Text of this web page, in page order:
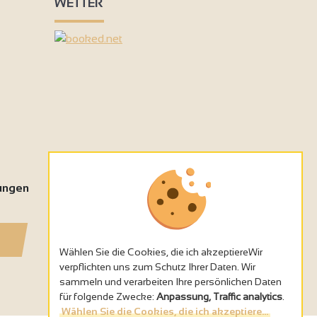
Wählen Sie die Cookies, die ich akzeptiereWir
verpflichten uns zum Schutz Ihrer Daten. Wir
sammeln und verarbeiten Ihre persönlichen Daten
für folgende Zwecke: Anpassung, Traffic analytics
Wählen Sie die Cookies, die ich akzeptiere...